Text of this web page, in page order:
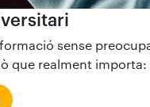
sense
que realment